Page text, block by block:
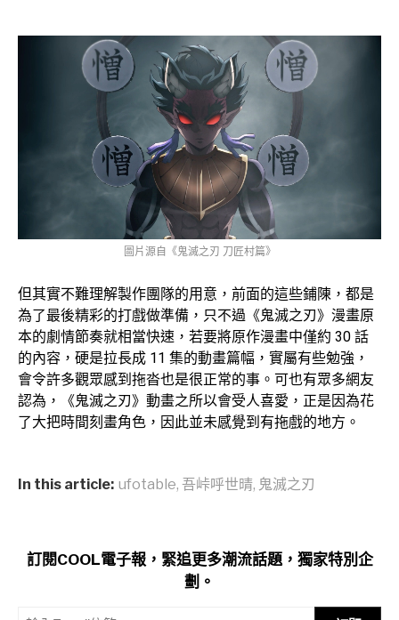
圖片源自《鬼滅之刃 刀匠村篇》
但其實不難理解製作團隊的用意，前面的這些鋪陳，都是
為了最後精彩的打戲做準備，只不過《鬼滅之刃》漫畫原
本的劇情節奏就相當快速，若要將原作漫畫中僅約 30 話
的內容，硬是拉長成 11 集的動畫篇幅，實屬有些勉強，
會令許多觀眾感到拖沓也是很正常的事。可也有眾多網友
認為，《鬼滅之刃》動畫之所以會受人喜愛，正是因為花
了大把時間刻畫角色，因此並未感覺到有拖戲的地方。
In this article: ufotable, 吾峠呼世晴, 鬼滅之刃
訂閱COOL電子報，緊追更多潮流話題，獨家特別企
劃。